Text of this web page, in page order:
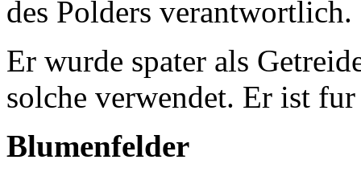
des Polders verantwortlich.
Er wurde spater als
solche verwendet. Er ist
Blumenfelder